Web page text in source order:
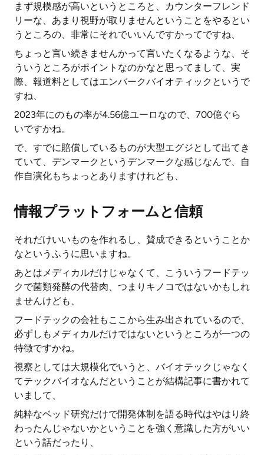
まず規模感が高いというところと、カウンターフレンド
リーな、あまり視野が取りませんということをやるとい
うところの、非常にそれでいいんですかってですね、
ちょっと言い続きませんかって言いたくなるような、そ
ういうところがポイントなのかなと思ってまして、実
際、報道料としてはエンバークバイオティックというで
すね、
2023年にのもの率が4.56億ユーロなので、700億ぐら
いですかね。
で、すでに賠償しているものが大型エグジとして出てき
ていて、デンマークというデンマークな感じなんで、自
作自演化もちょっとありますけれども、
情報プラットフォームと信頼
それだけいいものを作れるし、賛成できるということか
なというふうに思いますね。
あとはメディカルだけじゃなくて、こういうフードテッ
クで菌類発酵の代替肉、つまりキノコではないかもしれ
ませんけども、
フードテックの会社もここから生み出されているので、
必ずしもメディカルだけではないというところが一つの
特徴ですかね。
視察としては大規模化でいうと、バイオテックじゃなく
てテックバイオなんだということが結構記事に書かれて
いまして、
純粋なベッド研究だけで開発体制を語る時代はやはり終
わったんじゃないかということを強く意識した方がいい
という話だったり、